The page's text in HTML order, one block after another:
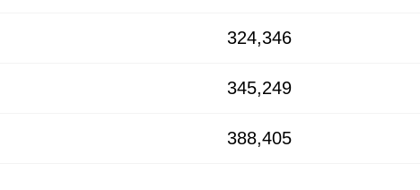
324,346
345,249
388,405